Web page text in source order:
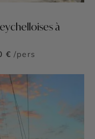
à
€ /pers